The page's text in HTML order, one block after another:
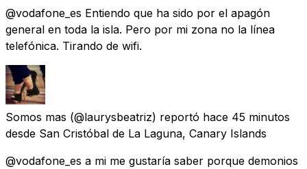
@vodafone_es Entiendo que ha sido por el apagón
general en toda la isla. Pero por mi zona no la línea
telefónica. Tirando de wifi.
Somos mas (@laurysbeatriz) reportó hace 45 minutos
desde San Cristóbal de La Laguna, Canary Islands
@vodafone_es a mi me gustaría saber porque demonios